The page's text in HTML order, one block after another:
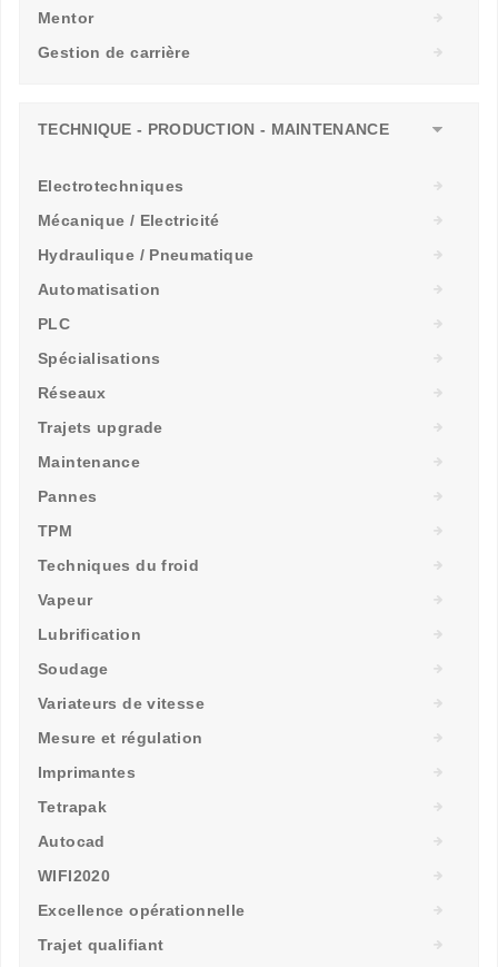
Mentor
Gestion de carrière
TECHNIQUE - PRODUCTION - MAINTENANCE
Electrotechniques
Mécanique / Electricité
Hydraulique / Pneumatique
Automatisation
PLC
Spécialisations
Réseaux
Trajets upgrade
Maintenance
Pannes
TPM
Techniques du froid
Vapeur
Lubrification
Soudage
Variateurs de vitesse
Mesure et régulation
Imprimantes
Tetrapak
Autocad
WIFI2020
Excellence opérationnelle
Trajet qualifiant